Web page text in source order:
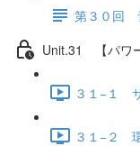
第３０回
Unit.31 【パワ
３１−１
３１−２